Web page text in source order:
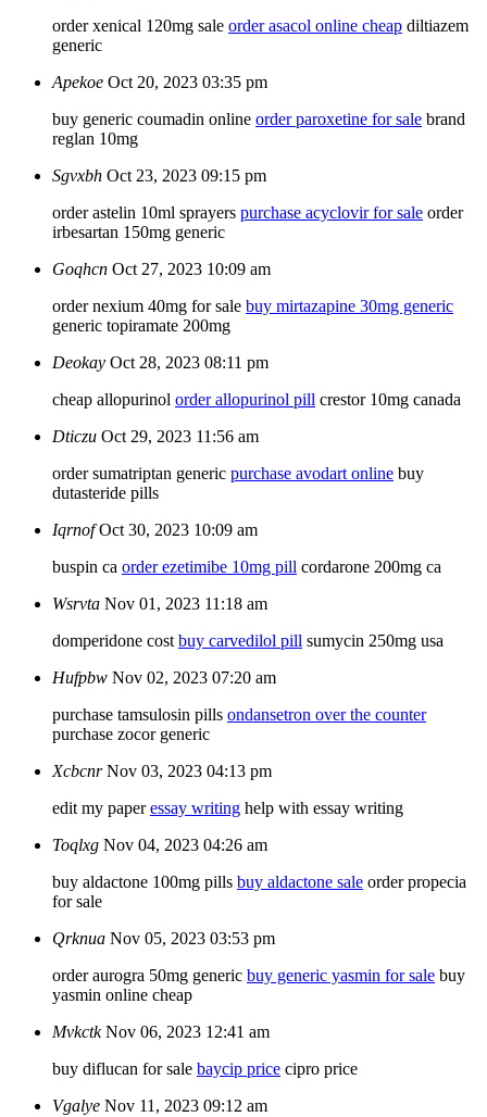
order xenical 120mg sale order asacol online cheap diltiazem
generic
Apekoe Oct 20, 2023 03:35 pm
buy generic coumadin online order paroxetine for sale brand
reglan 10mg
Sgvxbh Oct 23, 2023 09:15 pm
order astelin 10ml sprayers purchase acyclovir for sale order
irbesartan 150mg generic
Goqhcn Oct 27, 2023 10:09 am
order nexium 40mg for sale buy mirtazapine 30mg generic
generic topiramate 200mg
Deokay Oct 28, 2023 08:11 pm
cheap allopurinol order allopurinol pill crestor 10mg canada
Dticzu Oct 29, 2023 11:56 am
order sumatriptan generic purchase avodart online buy
dutasteride pills
Iqrnof Oct 30, 2023 10:09 am
buspin ca order ezetimibe 10mg pill cordarone 200mg ca
Wsrvta Nov 01, 2023 11:18 am
domperidone cost buy carvedilol pill sumycin 250mg usa
Hufpbw Nov 02, 2023 07:20 am
purchase tamsulosin pills ondansetron over the counter
purchase zocor generic
Xcbcnr Nov 03, 2023 04:13 pm
edit my paperessay writing help with essay writing
Toqlxg Nov 04, 2023 04:26 am
buy aldactone 100mg pills buy aldactone sale order propecia
for sale
Qrknua Nov 05, 2023 03:53 pm
order aurogra 50mg generic buy generic yasmin for sale buy
yasmin online cheap
Mvkctk Nov 06, 2023 12:41 am
buy diflucan for sale baycip price cipro price
Vgalye Nov 11, 2023 09:12 am